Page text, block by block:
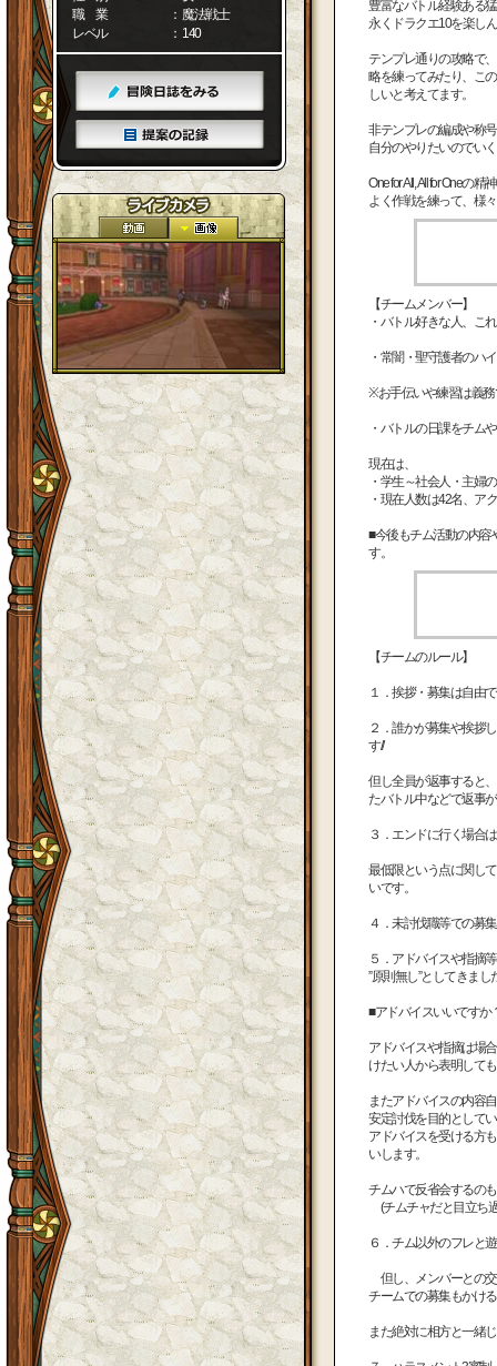
職 業
： 魔法戦士
レベル
： 140
豊富なバトル経験ある
永くドラクエ10を楽し
テンプレ通りの攻略で
略を練ってみたり、こ
しいと考えてます。
非テンプレの編成や称
自分のやりたいのでい
One for All, All for Oneの精
よく作戦を練って、様
【チームメンバー】
・バトル好きな人、こ
・常闇・聖守護者のハ
※お手伝いや練習は義務
・バトルの日課をチム
現在は、
・学生～社会人・主婦
・現在人数は42名、ア
■今後もチム活動の内容
す。
【チームのルール】
１．挨拶・募集は自由
２．誰かが募集や挨拶
す//
但し全員が返事すると
たバトル中などで返事
３．エンドに行く場合
最低限という点に関し
いです。
４．未討伐職等での募
５．アドバイスや指摘等
”原則無し”としてきま
■アドバイスいいですか
アドバイスや指摘は場
けたい人から表明して
またアドバイスの内容
安定討伐を目的として
アドバイスを受ける方
いします。
チムハで反省会するの
(チムチャだと目立ち
６．チム以外のフレと
但し、メンバーとの
チームでの募集もかけ
また絶対に相方と一緒